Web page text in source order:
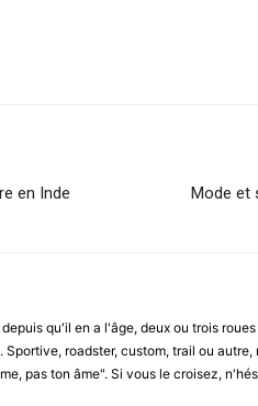
en Inde Mode et
qu'il en a l'âge, deux ou trois
Sportive, roadster, custom, trail ou
pas ton âme". Si vous le croisez,